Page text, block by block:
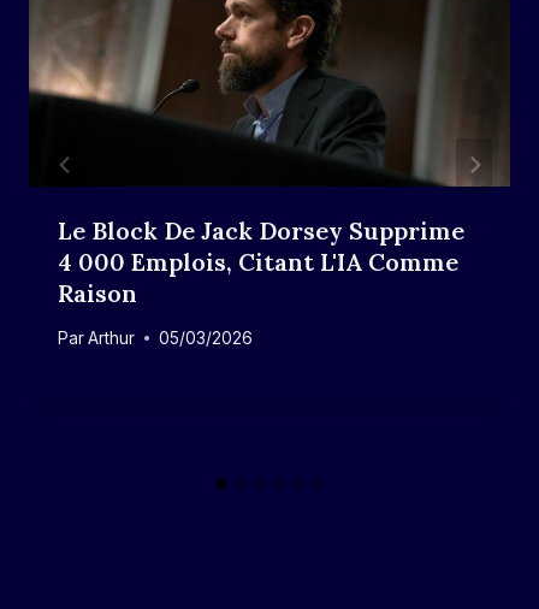
Le Block De Jack Dorsey Supprime
4 000 Emplois, Citant L'IA Comme
Raison
ParArthur 05/03/2026